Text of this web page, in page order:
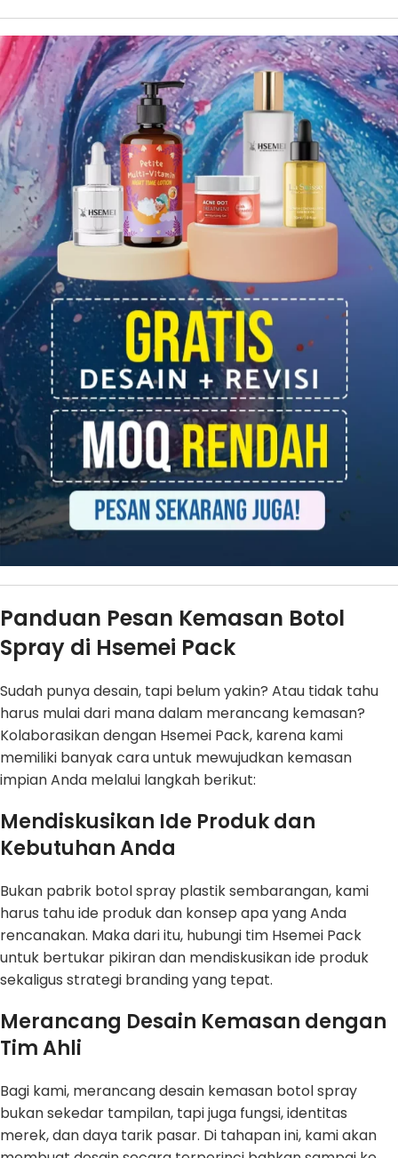
Panduan Pesan Kemasan Botol
Spray di Hsemei Pack
Sudah punya desain, tapi belum yakin? Atau tidak tahu
harus mulai dari mana dalam merancang kemasan?
Kolaborasikan dengan Hsemei Pack, karena kami
memiliki banyak cara untuk mewujudkan kemasan
impian Anda melalui langkah berikut:
Mendiskusikan Ide Produk dan
Kebutuhan Anda
Bukan pabrik botol spray plastik sembarangan, kami
harus tahu ide produk dan konsep apa yang Anda
rencanakan. Maka dari itu, hubungi tim Hsemei Pack
untuk bertukar pikiran dan mendiskusikan ide produk
sekaligus strategi branding yang tepat.
Merancang Desain Kemasan dengan
Tim Ahli
Bagi kami, merancang desain kemasan botol spray
bukan sekedar tampilan, tapi juga fungsi, identitas
merek, dan daya tarik pasar. Di tahapan ini, kami akan